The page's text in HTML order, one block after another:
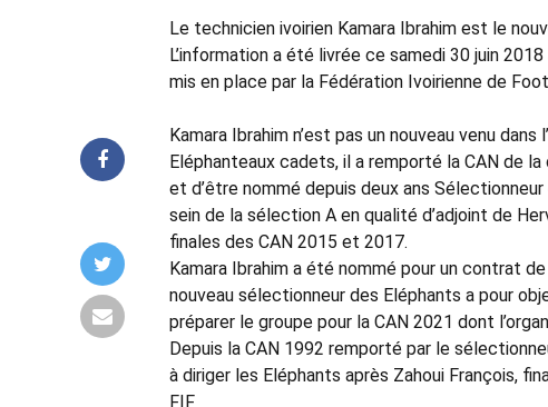
Le technicien ivoirien Kamara Ibrahim est le
L’information a été livrée ce samedi 30 juin
mis en place par la Fédération Ivoirienne de
Kamara Ibrahim n’est pas un nouveau venu
Eléphanteaux cadets, il a remporté la CAN de
et d’être nommé depuis deux ans
sein de la sélection A en qualité d’adjoint de
finales des CAN 2015 et 2017.
Kamara Ibrahim a été nommé pour un contrat
nouveau sélectionneur des Eléphants a pour
préparer le groupe pour la CAN 2021 dont
Depuis la CAN 1992 remporté par le
à diriger les Eléphants après Zahoui François,
FIF